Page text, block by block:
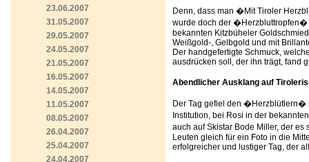
23.06.2007
31.05.2007
29.05.2007
24.05.2007
21.05.2007
16.05.2007
14.05.2007
11.05.2007
08.05.2007
26.04.2007
25.04.2007
24.04.2007
Denn, dass man �Mit Tiroler
wurde doch der �Herzbluttropfen�
bekannten Kitzbüheler
Weißgold-, Gelbgold und mit
Der handgefertigte Schmuck,
ausdrücken soll, der ihn trägt, fand
Abendlicher Ausklang auf
Der Tag gefiel den �Herzblütlern�
Institution, bei Rosi in der
auch auf Skistar Bode Miller, der
Leuten gleich für ein Foto in die
erfolgreicher und lustiger Tag, der